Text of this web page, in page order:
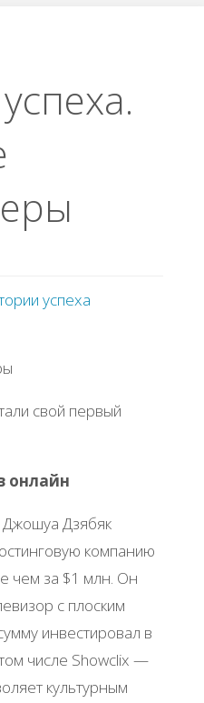
успеха
свой первый
онлайн
Дзябяк
компанию
чем за $1 млн. Он
с плоским
инвестировал в
числе Showclix —
культурным